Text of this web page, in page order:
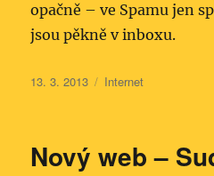
opačně – ve Spamu jen
jsou pěkně v inboxu.
Publikováno:
13. 3. 2013 Rubriky:
Internet
Nový web –